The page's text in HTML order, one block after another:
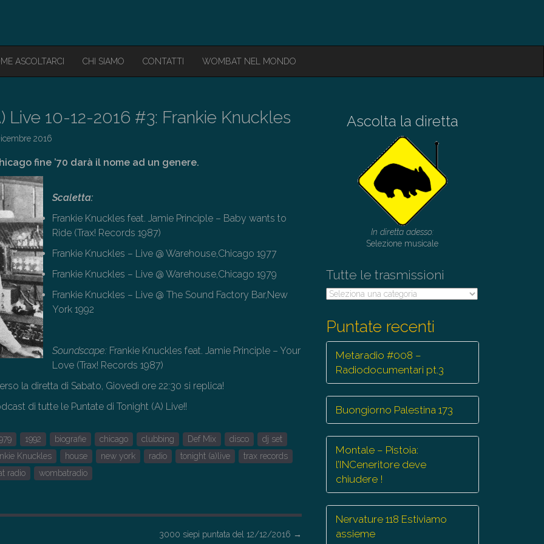
ASCOLTARCI CHI SIAMO CONTATTI WOMBAT NEL MONDO
Live 10-12-2016 #3: Frankie Knuckles
2016
fine ’70 darà il nome ad un genere.
Scaletta:
Frankie Knuckles feat. Jamie Principle – Baby wants to
Ride (Trax! Records 1987)
Frankie Knuckles – Live @ Warehouse,Chicago 1977
Frankie Knuckles – Live @ Warehouse,Chicago 1979
Frankie Knuckles – Live @ The Sound Factory Bar,New
York 1992
Soundscape: Frankie Knuckles feat. Jamie Principle – Your
Love (Trax! Records 1987)
la diretta di Sabato, Giovedì ore 22:30 si replica!
di tutte le Puntate di Tonight (A) Live!!
1992 biografie chicago clubbing Def Mix disco
dj set
Knuckles house new york radio tonight (a)live
trax records
radio wombatradio
3000 siepi puntata del 12/12/2016 →
Ascolta la diretta
In diretta adesso:
Selezione musicale
Tutte le trasmissioni
Tutte
Puntate recenti
Metaradio #008 –
Radiodocumentari pt.3
Buongiorno Palestina 173
Montale – Pistoia:
l’INCeneritore deve
chiudere !
Nervature 118 Estiviamo
assieme